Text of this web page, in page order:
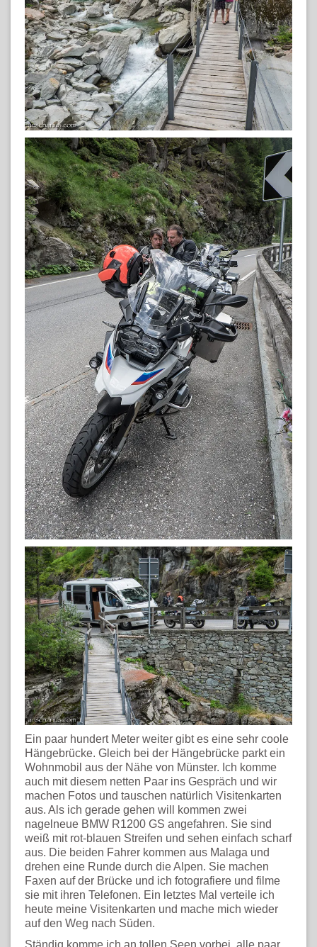
Ein paar hundert Meter weiter gibt es eine sehr coole
Hängebrücke. Gleich bei der Hängebrücke parkt ein
Wohnmobil aus der Nähe von Münster. Ich komme
auch mit diesem netten Paar ins Gespräch und wir
machen Fotos und tauschen natürlich Visitenkarten
aus. Als ich gerade gehen will kommen zwei
nagelneue BMW R1200 GS angefahren. Sie sind
weiß mit rot-blauen Streifen und sehen einfach scharf
aus. Die beiden Fahrer kommen aus Malaga und
drehen eine Runde durch die Alpen. Sie machen
Faxen auf der Brücke und ich fotografiere und filme
sie mit ihren Telefonen. Ein letztes Mal verteile ich
heute meine Visitenkarten und mache mich wieder
auf den Weg nach Süden.
Ständig komme ich an tollen Seen vorbei, alle paar